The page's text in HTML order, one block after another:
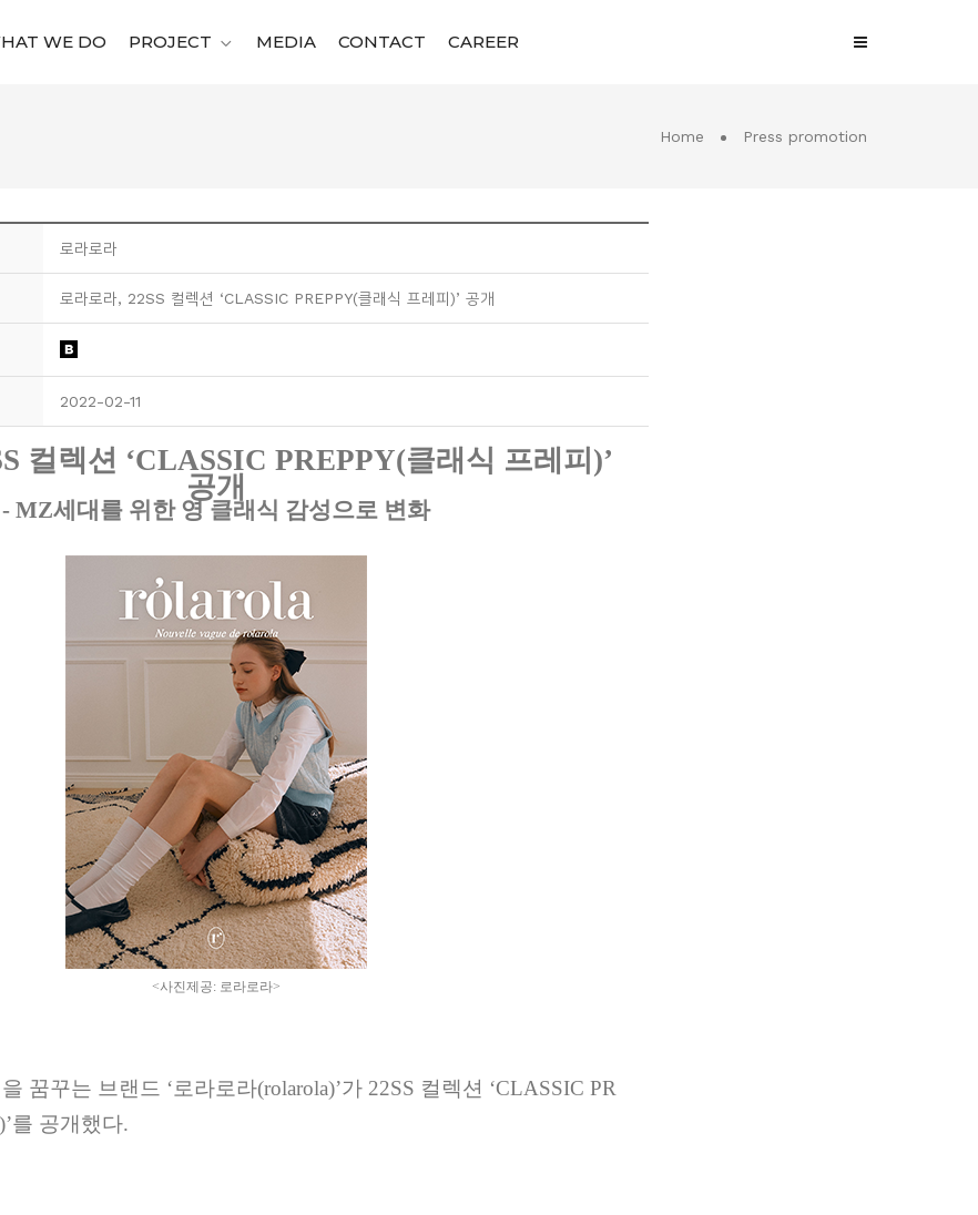
WE DO PROJECT MEDIA CONTACT CAREER
Home Press promotion
로라로라
로라로라, 22SS 컬렉션 ‘CLASSIC PREPPY(클래식 프레피)’ 공개
2022-02-11
컬렉션 ‘CLASSIC PREPPY(클래식 프레피 )’
공개
- MZ세대를 위한 영 클래식 감성으로 변화
<사진제공: 로라로라>
꿈꾸는 브랜드 ‘로라로라(rolarola)’가 22SS 컬렉션 ‘CLASSIC PR
)’를 공개했다.